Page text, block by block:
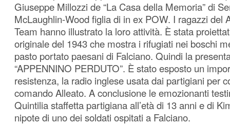
Giuseppe Millozzi de “La Casa della Memoria” di
McLaughlin-Wood figlia di in ex POW. I ragazzi del
Team hanno illustrato la loro attività. È stata
originale del 1943 che mostra i rifugiati nei boschi
pasto portato paesani di Falciano. Quindi la
“APPENNINO PERDUTO”. È stato esposto un
resistenza, la radio inglese usata dai partigiani per
comando Alleato. A conclusione le emozionanti
Quintilia staffetta partigiana all’età di 13 anni e di
nipote di uno dei soldati ospitati a Falciano.